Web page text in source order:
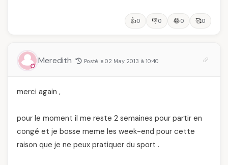
👍0 👎0 😂0 🥰0
Meredith Posté le 02 May 2013 à 10:40
merci again ,
pour le moment il me reste 2 semaines pour partir en
congé et je bosse meme les week-end pour cette
raison que je ne peux pratiquer du sport .